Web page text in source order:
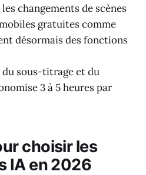
changements de scènes
gratuites comme
désormais des fonctions
sous-titrage et du
3 à 5 heures par
choisir les
IA en 2026